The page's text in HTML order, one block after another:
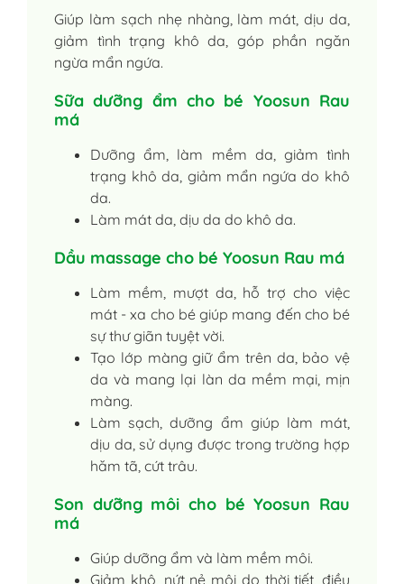
Giúp làm sạch nhẹ nhàng, làm mát, dịu da,
giảm tình trạng khô da, góp phần ngăn
ngừa mẩn ngứa.
Sữa dưỡng ẩm cho bé Yoosun Rau
má
Dưỡng ẩm, làm mềm da, giảm tình
trạng khô da, giảm mẩn ngứa do khô
da.
Làm mát da, dịu da do khô da.
Dầu massage cho bé Yoosun Rau má
Làm mềm, mượt da, hỗ trợ cho việc
mát - xa cho bé giúp mang đến cho bé
sự thư giãn tuyệt vời.
Tạo lớp màng giữ ẩm trên da, bảo vệ
da và mang lại làn da mềm mại, mịn
màng.
Làm sạch, dưỡng ẩm giúp làm mát,
dịu da, sử dụng được trong trường hợp
hăm tã, cứt trâu.
Son dưỡng môi cho bé Yoosun Rau
má
Giúp dưỡng ẩm và làm mềm môi.
Giảm khô, nứt nẻ môi do thời tiết, điều